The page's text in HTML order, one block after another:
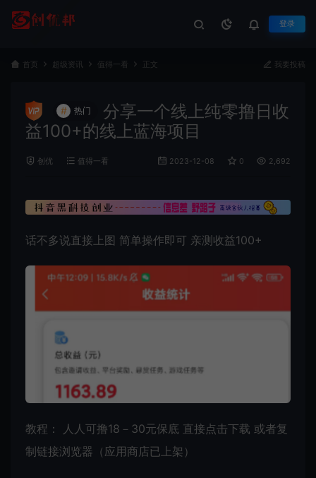
登录
首页 超级资讯 值得一看 正文 我要投稿
# 热门
分享一个线上纯零撸日收
益100+的线上蓝海项目
创优 值得一看 2023-12-08 0 2,692
话不多说直接上图 简单操作即可 亲测收益100+
教程： 人人可撸18－30元保底 直接点击下载 或者复
制链接浏览器（应用商店已上架）